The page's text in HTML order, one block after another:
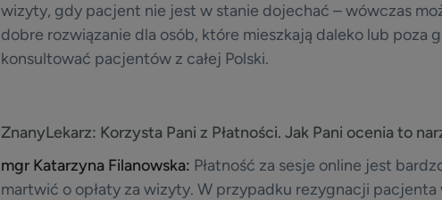
wizyty, gdy pacjent nie jest w stanie dojechać – wówczas
dobre rozwiązanie dla osób, które mieszkają daleko lub poza
konsultować pacjentów z całej Polski.
ZnanyLekarz: Korzysta Pani z Płatności. Jak Pani ocenia to
mgr Katarzyna Filanowska: Płatność za sesje online jest
martwić o opłaty za wizyty. W przypadku rezygnacji